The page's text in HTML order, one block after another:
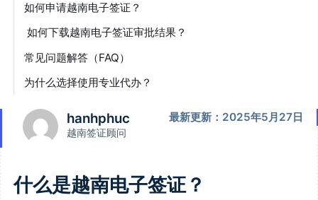
如何申请越南电子签证？
如何下载越南电子签证审批结果？
常见问题解答（FAQ）
为什么选择使用专业代办？
hanhphuc
越南签证顾问
最新更新：2025年5月27日
什么是越南电子签证？